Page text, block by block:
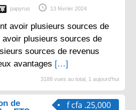
papyrus 13 février 2024
avoir plusieurs sources de
avoir plusieurs sources de
sources de revenus
avantages […]
3188 vues au total, 1 aujourd'hui
f cfa .25,000
de